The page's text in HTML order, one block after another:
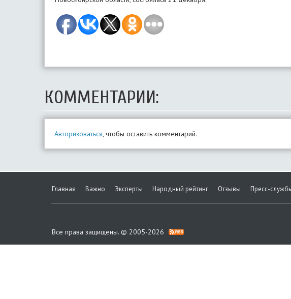
КОММЕНТАРИИ:
Авторизоваться, чтобы оставить комментарий.
Главная Важно Эксперты Народный рейтинг Отзывы Пресс-
Все права защищены. © 2005-2026